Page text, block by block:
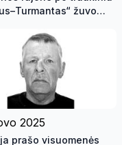
žuvo
2025
prašo visuomenės